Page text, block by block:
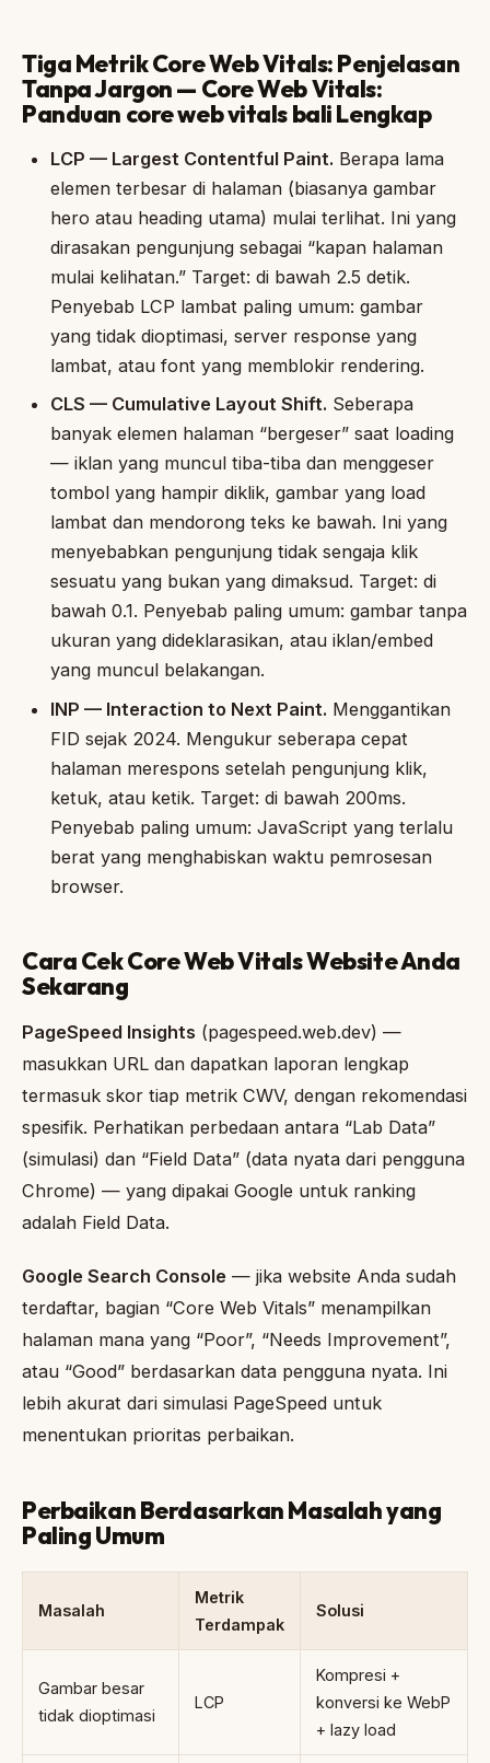
Tiga Metrik Core Web Vitals: Penjelasan
Tanpa Jargon — Core Web Vitals:
Panduan core web vitals bali Lengkap
LCP — Largest Contentful Paint. Berapa lama
elemen terbesar di halaman (biasanya gambar
hero atau heading utama) mulai terlihat. Ini yang
dirasakan pengunjung sebagai “kapan halaman
mulai kelihatan.” Target: di bawah 2.5 detik.
Penyebab LCP lambat paling umum: gambar
yang tidak dioptimasi, server response yang
lambat, atau font yang memblokir rendering.
CLS — Cumulative Layout Shift. Seberapa
banyak elemen halaman “bergeser” saat loading
— iklan yang muncul tiba-tiba dan menggeser
tombol yang hampir diklik, gambar yang load
lambat dan mendorong teks ke bawah. Ini yang
menyebabkan pengunjung tidak sengaja klik
sesuatu yang bukan yang dimaksud. Target: di
bawah 0.1. Penyebab paling umum: gambar tanpa
ukuran yang dideklarasikan, atau iklan/embed
yang muncul belakangan.
INP — Interaction to Next Paint. Menggantikan
FID sejak 2024. Mengukur seberapa cepat
halaman merespons setelah pengunjung klik,
ketuk, atau ketik. Target: di bawah 200ms.
Penyebab paling umum: JavaScript yang terlalu
berat yang menghabiskan waktu pemrosesan
browser.
Cara Cek Core Web Vitals Website Anda
Sekarang
PageSpeed Insights (pagespeed.web.dev) —
masukkan URL dan dapatkan laporan lengkap
termasuk skor tiap metrik CWV, dengan rekomendasi
spesifik. Perhatikan perbedaan antara “Lab Data”
(simulasi) dan “Field Data” (data nyata dari pengguna
Chrome) — yang dipakai Google untuk ranking
adalah Field Data.
Google Search Console — jika website Anda sudah
terdaftar, bagian “Core Web Vitals” menampilkan
halaman mana yang “Poor”, “Needs Improvement”,
atau “Good” berdasarkan data pengguna nyata. Ini
lebih akurat dari simulasi PageSpeed untuk
menentukan prioritas perbaikan.
Perbaikan Berdasarkan Masalah yang
Paling Umum
Masalah
Metrik
Terdampak
Solusi
Gambar besar
tidak dioptimasi
LCP
Kompresi +
konversi ke WebP
+ lazy load